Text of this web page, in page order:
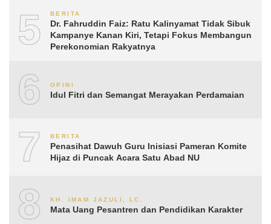
5 BERITA
Dr. Fahruddin Faiz: Ratu Kalinyamat Tidak Sibuk
Kampanye Kanan Kiri, Tetapi Fokus Membangun
Perekonomian Rakyatnya
6 OPINI
Idul Fitri dan Semangat Merayakan Perdamaian
7 BERITA
Penasihat Dawuh Guru Inisiasi Pameran Komite
Hijaz di Puncak Acara Satu Abad NU
8 KH. IMAM JAZULI, LC.
Mata Uang Pesantren dan Pendidikan Karakter